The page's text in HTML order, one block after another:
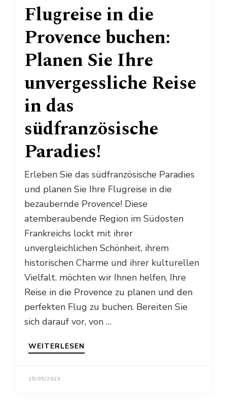
Flugreise in die
Provence buchen:
Planen Sie Ihre
unvergessliche Reise
in das
südfranzösische
Paradies!
Erleben Sie das südfranzösische Paradies
und planen Sie Ihre Flugreise in die
bezaubernde Provence! Diese
atemberaubende Region im Südosten
Frankreichs lockt mit ihrer
unvergleichlichen Schönheit, ihrem
historischen Charme und ihrer kulturellen
Vielfalt. möchten wir Ihnen helfen, Ihre
Reise in die Provence zu planen und den
perfekten Flug zu buchen. Bereiten Sie
sich darauf vor, von …
WEITERLESEN
15/05/2023